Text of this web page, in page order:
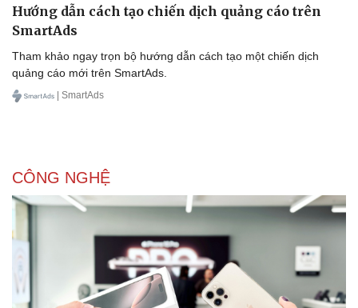
Pháp luật
Vụ án
Quân sự - Quốc phòng
Vũ khí
Hướng dẫn cách tạo chiến dịch quảng cáo trên
SmartAds
Tham khảo ngay trọn bộ hướng dẫn cách tạo một chiến dịch
quảng cáo mới trên SmartAds.
| SmartAds
CÔNG NGHỆ